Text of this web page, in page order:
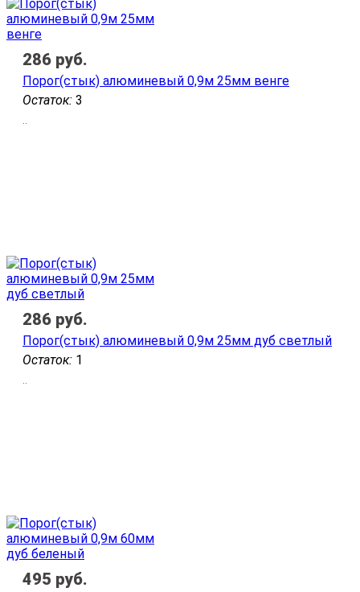
Остаток: 3
Порог(стык) алюминевый 0,9м 25мм венге
..
286 руб.
Остаток: 1
Порог(стык) алюминевый 0,9м 25мм дуб светлый
..
286 руб.
495 руб.